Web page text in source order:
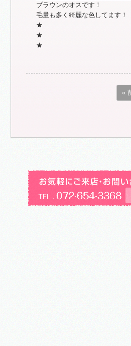
ブラウンのオスです！
毛量も多く綺麗な色してます！
★
★
★
«